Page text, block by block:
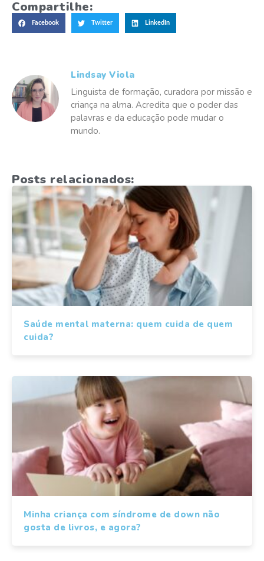
Compartilhe:
Facebook Twitter LinkedIn
Lindsay Viola
Linguista de formação, curadora por missão e
criança na alma. Acredita que o poder das
palavras e da educação pode mudar o
mundo.
Posts relacionados:
Saúde mental materna: quem cuida de quem
cuida?
Minha criança com síndrome de down não
gosta de livros, e agora?